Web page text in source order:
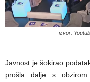
izvor:
Javnost je šokirao
prošla dalje s